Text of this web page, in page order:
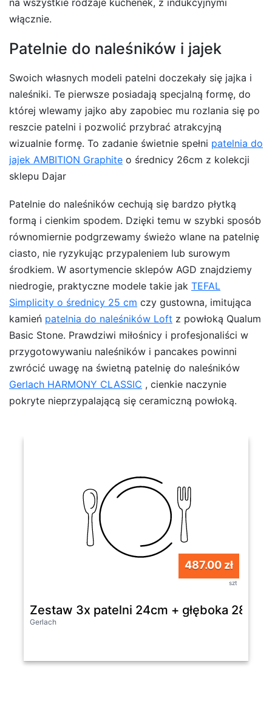
włącznie.
Patelnie do naleśników i jajek
Swoich własnych modeli patelni doczekały się jajka i
naleśniki. Te pierwsze posiadają specjalną formę, do
której wlewamy jajko aby zapobiec mu rozlania się po
reszcie patelni i pozwolić przybrać atrakcyjną
wizualnie formę. To zadanie świetnie spełni patelnia do
jajek AMBITION Graphite o średnicy 26cm z kolekcji
sklepu Dajar
Patelnie do naleśników cechują się bardzo płytką
formą i cienkim spodem. Dzięki temu w szybki sposób
równomiernie podgrzewamy świeżo wlane na patelnię
ciasto, nie ryzykując przypaleniem lub surowym
środkiem. W asortymencie sklepów AGD znajdziemy
niedrogie, praktyczne modele takie jak TEFAL
Simplicity o średnicy 25 cm czy gustowna, imitująca
kamień patelnia do naleśników Loft z powłoką Qualum
Basic Stone. Prawdziwi miłośnicy i profesjonaliści w
przygotowywaniu naleśników i pancakes powinni
zwrócić uwagę na świetną patelnię do naleśników
Gerlach HARMONY CLASSIC , cienkie naczynie
pokryte nieprzypalającą się ceramiczną powłoką.
487.00 zł
szt
Zestaw 3x patelni 24cm + głęboka 28
Gerlach